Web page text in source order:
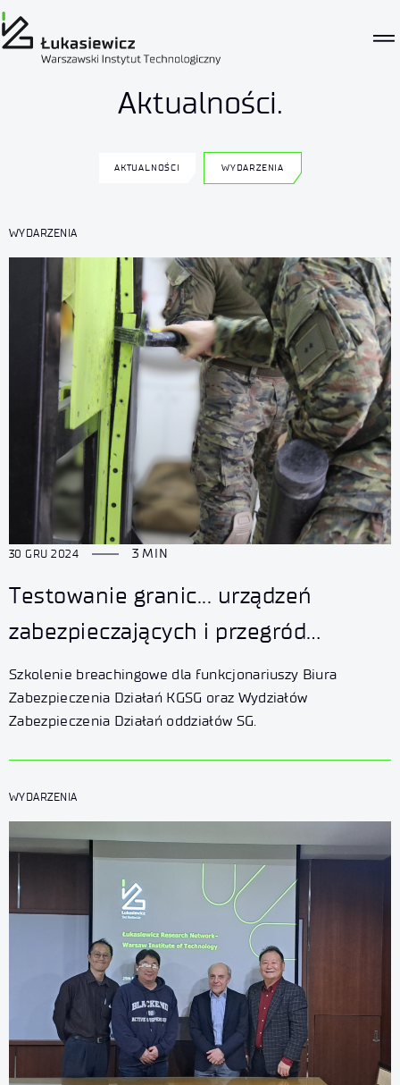
Aktualności.
AKTUALNOŚCI WYDARZENIA
WYDARZENIA
30 GRU 2024 3 MIN
Testowanie granic... urządzeń
zabezpieczających i przegród
budowlanych
Szkolenie breachingowe dla funkcjonariuszy Biura
Zabezpieczenia Działań KGSG oraz Wydziałów
Zabezpieczenia Działań oddziałów SG.
WYDARZENIA